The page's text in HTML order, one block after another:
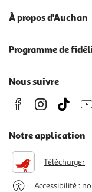
À propos d'Auchan
Programme de
Nous suivre
Notre application
Télécharger
Accessibilité :